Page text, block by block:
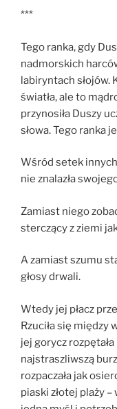
***
Tego ranka, gdy
nadmorskich
labiryntach słojów.
światła, ale to
przynosiła Duszy
słowa. Tego ranka
Wśród setek
nie znalazła
Zamiast niego
sterczący z ziemi
A zamiast szumu
głosy drwali.
Wtedy jej płacz
Rzuciła się między
jej gorycz
najstraszliwszą
rozpaczała jak
piaski złotej plaży